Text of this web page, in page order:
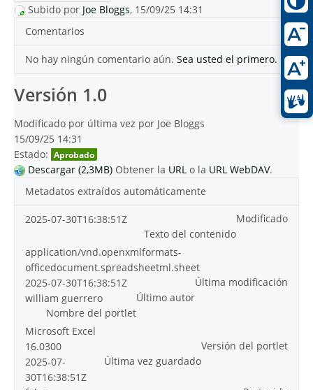
Subido por Joe Bloggs, 15/09/25 14:31
Comentarios
No hay ningún comentario aún. Sea usted el primero.
Versión 1.0
Modificado por última vez por Joe Bloggs
15/09/25 14:31
Estado: Aprobado
Descargar (2,3MB) Obtener la URL o la URL WebDAV.
Metadatos extraídos automáticamente
Modificado
2025-07-30T16:38:51Z
Texto del contenido
application/vnd.openxmlformats-
officedocument.spreadsheetml.sheet
Última modificación
2025-07-30T16:38:51Z
Último autor
william guerrero
Nombre del portlet
Microsoft Excel
Versión del portlet
16.0300
Última vez guardado
2025-07-
30T16:38:51Z